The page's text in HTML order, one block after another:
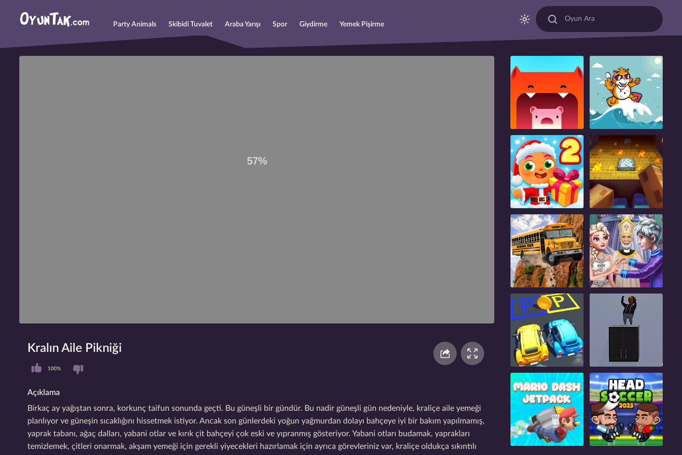
Party Animals Skibidi Tuvalet Araba Yarışı Spor Giydirme Yemek Pişirme
Kralın Aile Pikniği
100%
Açıklama
Birkaç ay yağıştan sonra, korkunç taifun sonunda geçti. Bu güneşli bir gündür. Bu nadir güneşli gün nedeniyle, kraliçe aile yemeği
planlıyor ve güneşin sıcaklığını hissetmek istiyor. Ancak son günlerdeki yoğun yağmurdan dolayı bahçeye iyi bir bakım yapılmamış,
yaprak tabanı, ağaç dalları, yabani otlar ve kırık çit bahçeyi çok eski ve yıpranmış gösteriyor. Yabani otları budamak, yaprakları
temizlemek, çitleri onarmak, akşam yemeği için gerekli yiyecekleri hazırlamak için ayrıca görevleriniz var, kraliçe oldukça sıkıntılı